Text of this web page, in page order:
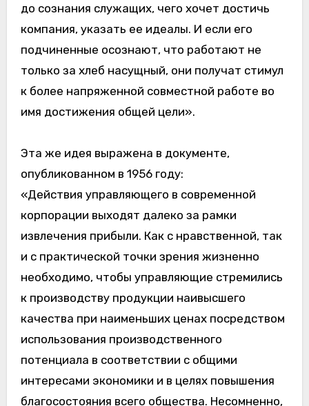
до сознания служащих, чего хочет достичь
компания, указать ее идеалы. И если его
подчиненные осознают, что работают не
только за хлеб насущный, они получат стимул
к более напряженной совместной работе во
имя достижения общей цели».
Эта же идея выражена в документе,
опубликованном в 1956 году:
«Действия управляющего в современной
корпорации выходят далеко за рамки
извлечения прибыли. Как с нравственной, так
и с практической точки зрения жизненно
необходимо, чтобы управляющие стремились
к производству продукции наивысшего
качества при наименьших ценах посредством
использования производственного
потенциала в соответствии с общими
интересами экономики и в целях повышения
благосостояния всего общества. Несомненно,